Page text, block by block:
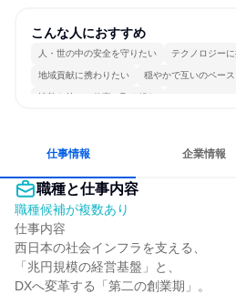
こんな人におすすめ
人・世の中の安全を守りたい テクノロジー
地域貢献に携わりたい 穏やかで互いのペー
情熱を持って仕事に取り組む コミュニケー
仕事情報 企業情報
職種と仕事内容
職種候補が複数あり
仕事内容
西日本の社会インフラを支える、
「兆円規模の経営基盤」と、
DXへ変革する「第二の創業期」。